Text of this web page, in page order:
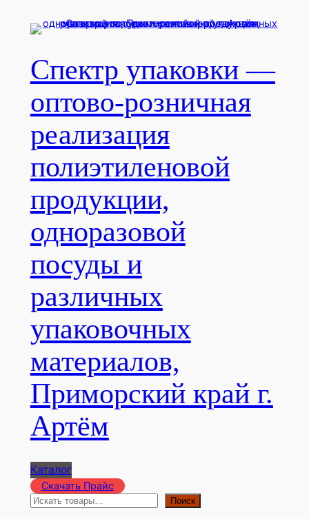
Спектр упаковки —
оптово-розничная
реализация
полиэтиленовой
продукции,
одноразовой
посуды и
различных
упаковочных
материалов,
Приморский край г.
Артём
Каталог
Скачать Прайс
П
Поиск